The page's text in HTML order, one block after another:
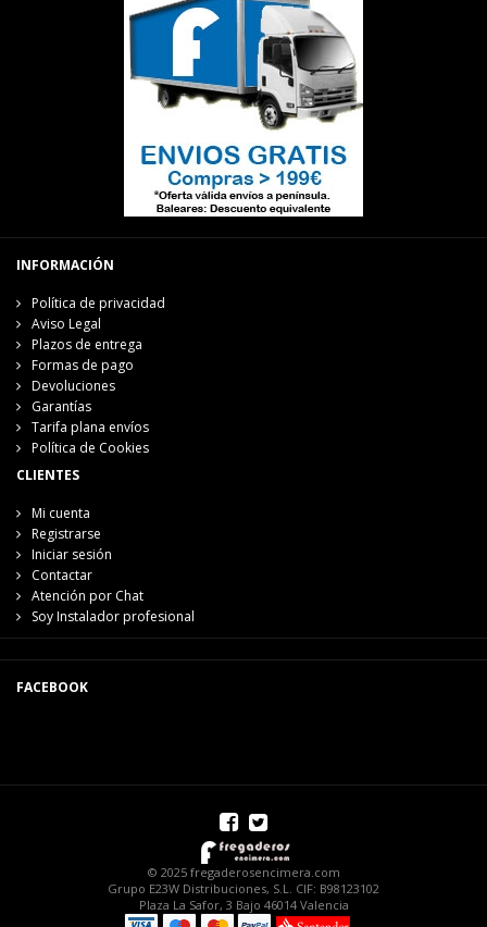
INFORMACIÓN
Política de privacidad
Aviso Legal
Plazos de entrega
Formas de pago
Devoluciones
Garantías
Tarifa plana envíos
Política de Cookies
CLIENTES
Mi cuenta
Registrarse
Iniciar sesión
Contactar
Atención por Chat
Soy Instalador profesional
FACEBOOK
© 2025 fregaderosencimera.com
Grupo E23W Distribuciones, S.L. CIF: B98123102
Plaza La Safor, 3 Bajo 46014 Valencia